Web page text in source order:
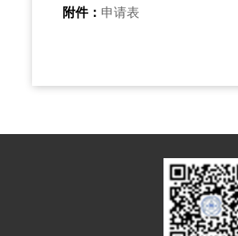
附件： 申请表